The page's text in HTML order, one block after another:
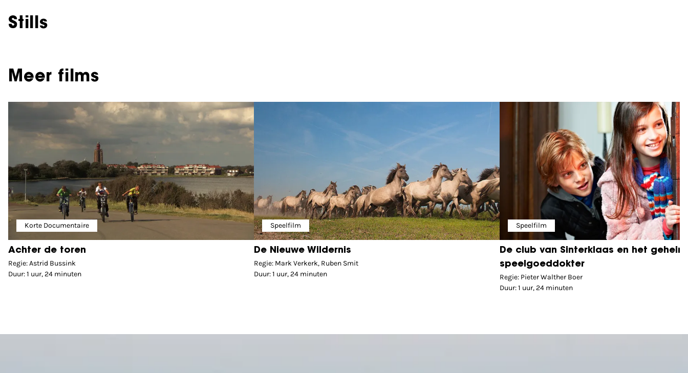
Stills
Meer films
Korte Documentaire
Achter de toren
Regie: Astrid Bussink
Duur: 1 uur, 24 minuten
Speelfilm
De Nieuwe Wildernis
Regie: Mark Verkerk, Ruben Smit
Duur: 1 uur, 24 minuten
Speelfilm
De club van Sinterklaas en het
speelgoeddokter
Regie: Pieter Walther Boer
Duur: 1 uur, 24 minuten